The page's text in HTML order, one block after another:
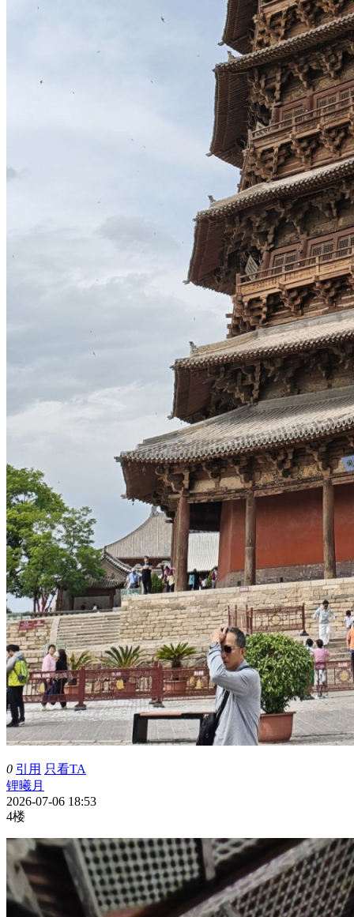
0 引用 只看TA
锂曦月
2026-07-06 18:53
4楼